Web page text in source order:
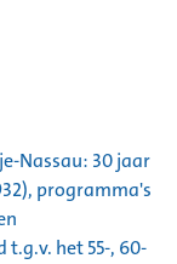
Nassau: 30 jaar
programma's
het 55-, 60-